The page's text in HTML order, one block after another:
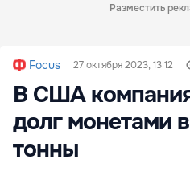
Разместить
Focus 27 октября 2023, 13:12
В США
долг монетами
тонны